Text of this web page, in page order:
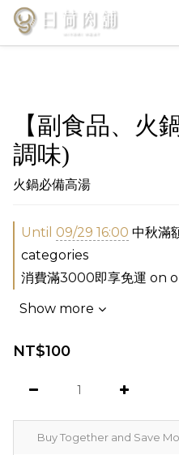
【副食品、火
調味)
火鍋必備高湯
Until 09/29 16:00 中秋滿
categories
消費滿3000即享免運 on
Show more
NT$100
Buy Together and Save